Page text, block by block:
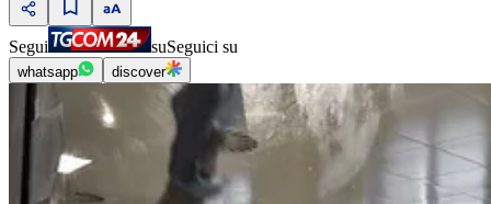
Segui suSeguici su
whatsapp discover